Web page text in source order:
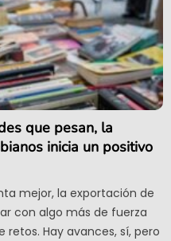
que pesan, la
inicia un positivo
mejor, la exportación de
con algo más de fuerza
Hay avances, sí, pero